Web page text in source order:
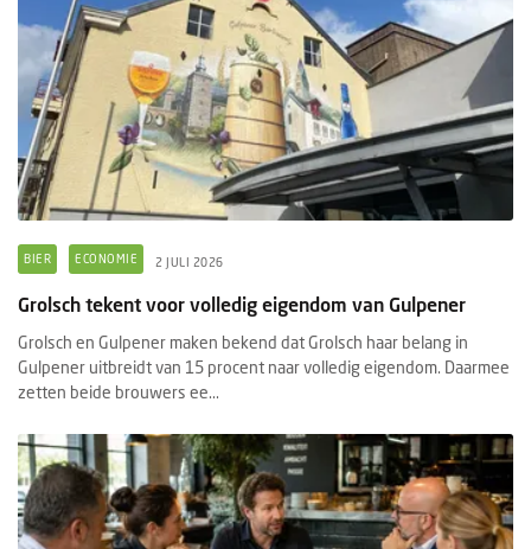
BIER ECONOMIE 2 JULI 2026
Grolsch tekent voor volledig eigendom van Gulpener
Grolsch en Gulpener maken bekend dat Grolsch haar belang in
Gulpener uitbreidt van 15 procent naar volledig eigendom. Daarmee
zetten beide brouwers ee...